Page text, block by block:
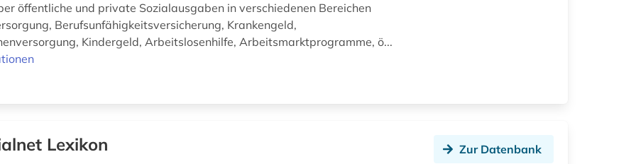
öffentliche und private Sozialausgaben in verschiedenen Bereichen
Berufsunfähigkeitsversicherung, Krankengeld,
Kindergeld, Arbeitslosenhilfe, Arbeitsmarktprogramme, ö...
Lexikon Zur Datenbank